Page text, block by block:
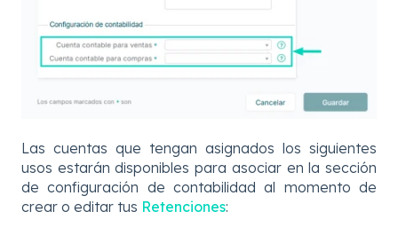
Las cuentas que tengan asignados los siguientes
usos estarán disponibles para asociar en la sección
de configuración de contabilidad al momento de
crear o editar tus Retenciones: